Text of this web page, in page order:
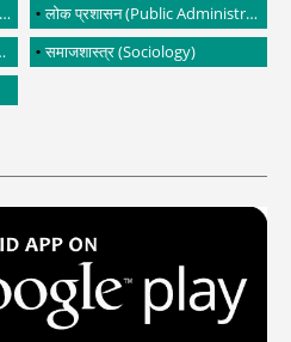
लोक प्रशासन (Public Administration)
समाजशास्त्र (Sociology)